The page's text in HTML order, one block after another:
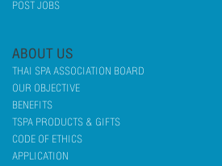
POST JOBS
ABOUT US
THAI SPA ASSOCIATION BOARD
OUR OBJECTIVE
BENEFITS
TSPA PRODUCTS & GIFTS
CODE OF ETHICS
APPLICATION